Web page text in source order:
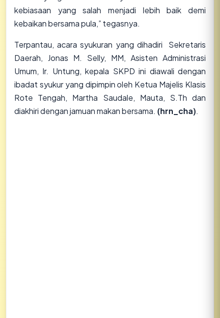
kebiasaan yang salah menjadi lebih baik demi
kebaikan bersama pula,” tegasnya.
Terpantau, acara syukuran yang dihadiri Sekretaris
Daerah, Jonas M. Selly, MM, Asisten Administrasi
Umum, Ir. Untung, kepala SKPD ini diawali dengan
ibadat syukur yang dipimpin oleh Ketua Majelis Klasis
Rote Tengah, Martha Saudale, Mauta, S.Th dan
diakhiri dengan jamuan makan bersama. (hrn_cha).